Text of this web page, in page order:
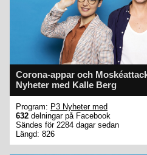
Corona-appar och
Nyheter med Kalle Berg
Program: P3 Nyheter med
632 delningar på Facebook
Sändes för 2284 dagar sedan
Längd: 826